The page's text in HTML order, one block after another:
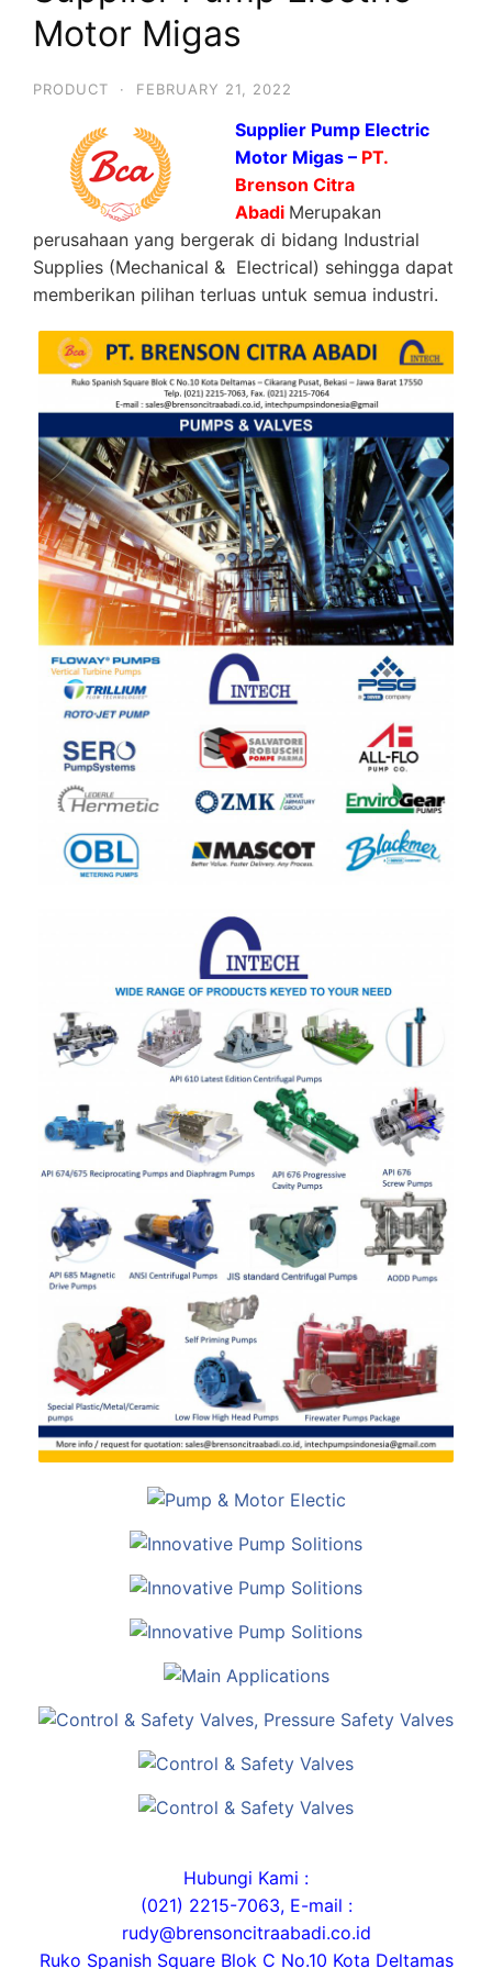
Motor Migas
PRODUCT · FEBRUARY 21, 2022
Supplier Pump Electric
Motor Migas – PT.
Brenson Citra
Abadi Merupakan
perusahaan yang bergerak di bidang Industrial
Supplies (Mechanical & Electrical) sehingga dapat
memberikan pilihan terluas untuk semua industri.
Hubungi Kami :
(021) 2215-7063, E-mail :
rudy@brensoncitraabadi.co.id
Ruko Spanish Square Blok C No.10 Kota Deltamas